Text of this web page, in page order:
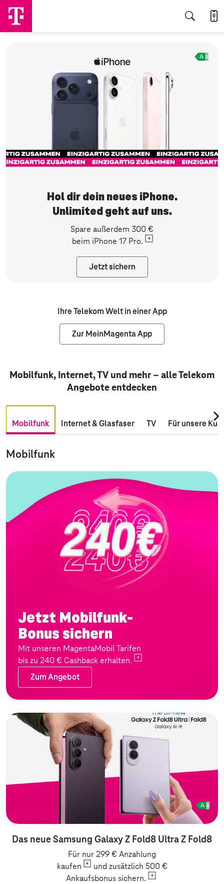
Hol dir dein neues iPhone.
Unlimited geht auf uns.
Spare außerdem 300 €
beim iPhone 17 Pro.
Jetzt sichern
Ihre Telekom Welt in einer App
Zur MeinMagenta App
Mobilfunk, Internet, TV und mehr – alle Telekom
Angebote entdecken
Mobilfunk Internet & Glasfaser TV Für unsere
Mobilfunk
Jetzt Mobilfunk-
Bonus sichern
Mit unseren MagentaMobil Tarifen
bis zu 240 € Cashbackerhalten.
Zum Angebot
Das neue Samsung Galaxy Z Fold8 Ultra Z Fold8
Für nur 299 € Anzahlung
kaufen
und zusätzlich 500 €
Ankaufsbonus sichern.